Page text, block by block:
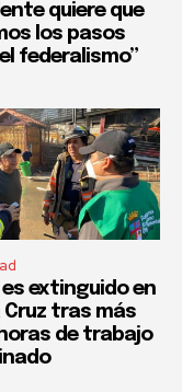
quiere que
los pasos
federalismo”
es extinguido en
tras más
de trabajo